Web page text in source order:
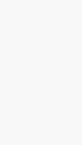
靠规模取胜，华
长引擎是什么？